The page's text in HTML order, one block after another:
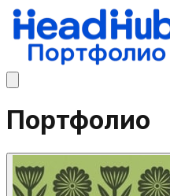
Портфолио